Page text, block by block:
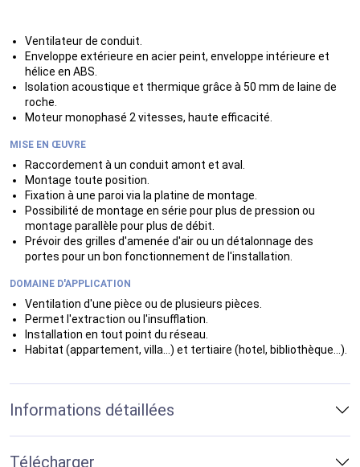
Ventilateur de conduit.
Enveloppe extérieure en acier peint, enveloppe intérieure et
hélice en ABS.
Isolation acoustique et thermique grâce à 50 mm de laine de
roche.
Moteur monophasé 2 vitesses, haute efficacité.
MISE EN ŒUVRE
Raccordement à un conduit amont et aval.
Montage toute position.
Fixation à une paroi via la platine de montage.
Possibilité de montage en série pour plus de pression ou
montage parallèle pour plus de débit.
Prévoir des grilles d'amenée d'air ou un détalonnage des
portes pour un bon fonctionnement de l'installation.
DOMAINE D'APPLICATION
Ventilation d'une pièce ou de plusieurs pièces.
Permet l'extraction ou l'insufflation.
Installation en tout point du réseau.
Habitat (appartement, villa...) et tertiaire (hotel, bibliothèque...).
Informations détaillées
Télécharger